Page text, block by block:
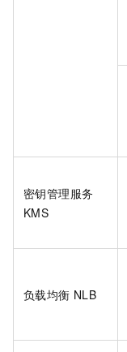
密钥管理服务
KMS
负载均衡 NLB